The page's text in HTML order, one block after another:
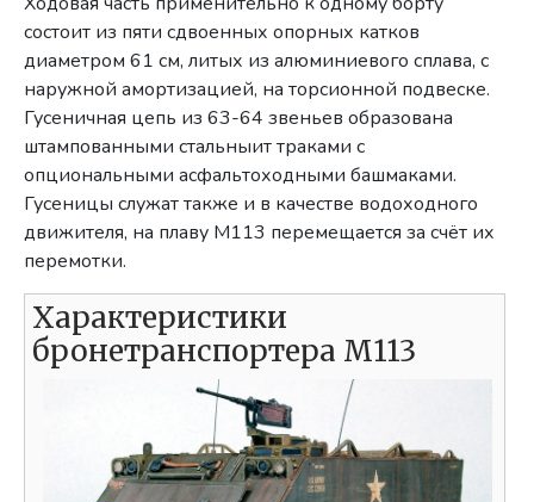
состоит из пяти сдвоенных опорных катков
диаметром 61 см, литых из алюминиевого сплава, с
наружной амортизацией, на торсионной подвеске.
Гусеничная цепь из 63-64 звеньев образована
штампованными стальныит траками с
опциональными асфальтоходными башмаками.
Гусеницы служат также и в качестве водоходного
движителя, на плаву M113 перемещается за счёт их
перемотки.
Характеристики
бронетранспортера M113